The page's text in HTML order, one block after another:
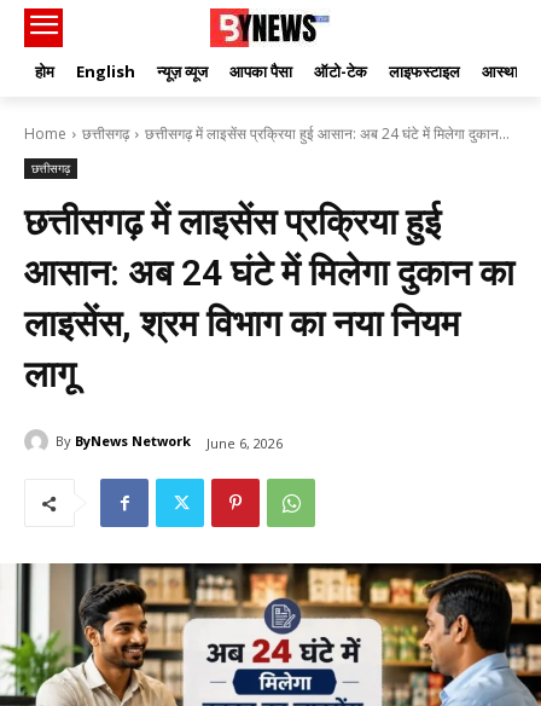
होम English न्यूज़ व्यूज आपका पैसा ऑटो-टेक लाइफस्टाइल आस्था
Home छत्तीसगढ़ छत्तीसगढ़ में लाइसेंस प्रक्रिया हुई आसान: अब 24 घंटे में मिलेगा दुकान...
छत्तीसगढ़
छत्तीसगढ़ में लाइसेंस प्रक्रिया हुई
आसान: अब 24 घंटे में मिलेगा दुकान का
लाइसेंस, श्रम विभाग का नया नियम
लागू
By ByNews Network June 6, 2026